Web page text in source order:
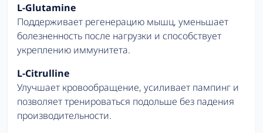
L-Glutamine
Поддерживает регенерацию мышц, уменьшает
болезненность после нагрузки и способствует
укреплению иммунитета.
L-Citrulline
Улучшает кровообращение, усиливает пампинг и
позволяет тренироваться подольше без падения
производительности.